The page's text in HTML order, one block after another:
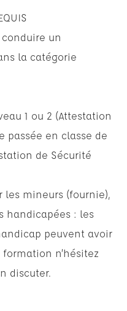
un
la catégorie
1 ou 2 (Attestation
passée en classe de
de Sécurité
les mineurs (fournie),
handicapées : les
peuvent avoir
n’hésitez
discuter.